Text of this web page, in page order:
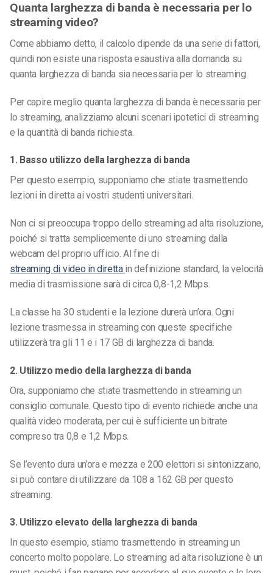
Quanta larghezza di banda è necessaria per lo
streaming video?
Come abbiamo detto, il calcolodipende da una serie di fattori,
quindi non esiste una risposta esaustiva alla domanda su
quanta larghezza di banda sia necessaria per lo streaming.
Per capire meglio quanta larghezza di banda è necessaria per
lo streaming, analizziamo alcuni scenari ipotetici di streaming
e la quantità di banda richiesta.
1. Basso utilizzo della larghezza di banda
Per questo esempio, supponiamo che stiate trasmettendo
lezioni in diretta ai vostri studenti universitari.
Non ci si preoccupa troppo dello streaming ad alta risoluzione,
poiché si tratta semplicemente di uno streaming dalla
webcam del proprio ufficio. Al fine di
streaming di video in diretta in definizione standard, la velocità
media di trasmissione sarà di circa 0,8-1,2 Mbps.
La classe ha 30 studenti e la lezione durerà un’ora. Ogni
lezione trasmessa in streaming con queste specifiche
utilizzerà tra gli 11 e i 17 GB di larghezza di banda.
2. Utilizzo medio della larghezza di banda
Ora, supponiamo che stiate trasmettendo in streaming un
consiglio comunale. Questo tipo di evento richiede anche una
qualità video moderata, per cui è sufficiente un bitrate
compreso tra 0,8 e 1,2 Mbps.
Se l’evento dura un’ora e mezza e 200 elettori si sintonizzano,
si può contare di utilizzare da 108 a 162 GB per questo
streaming.
3. Utilizzo elevato della larghezza di banda
In questo esempio, stiamo trasmettendo in streaming un
concerto molto popolare. Lo streaming ad alta risoluzione è un